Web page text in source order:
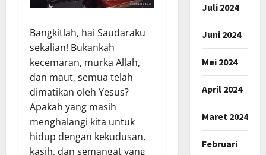
Bangkitlah, hai Saudaraku
sekalian! Bukankah
kecemaran, murka Allah,
dan maut, semua telah
dimatikan oleh Yesus?
Apakah yang masih
menghalangi kita untuk
hidup dengan kekudusan,
kasih, dan semangat yang
Juli 2024
Juni 2024
Mei 2024
April 2024
Maret 2024
Februari